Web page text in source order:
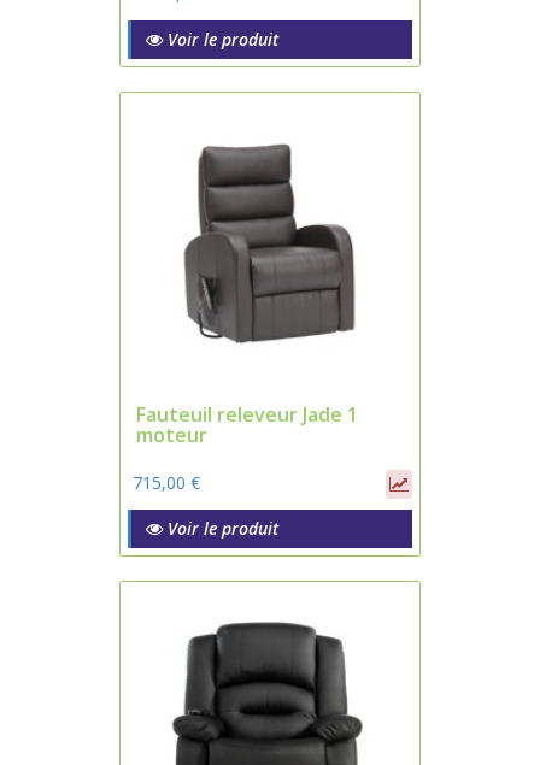
Voir le produit
Fauteuil releveur Jade 1
moteur
715,00 €
Voir le produit